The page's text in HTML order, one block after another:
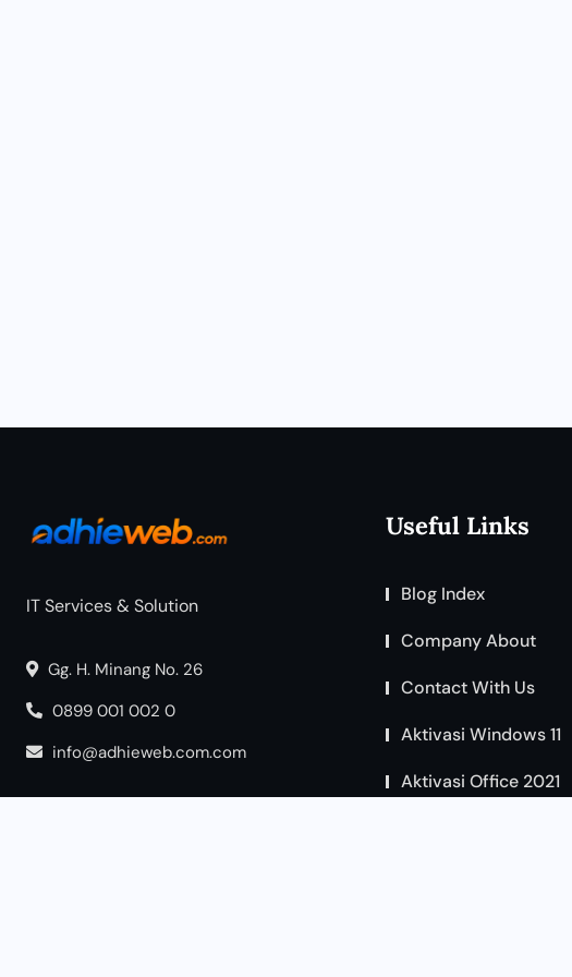
IT Services & Solution
Gg. H. Minang No. 26
0899 001 002 0
info@adhieweb.com.com
Useful Links
Blog Index
Company About
Contact With Us
Aktivasi Windows 11
Aktivasi Office 2021